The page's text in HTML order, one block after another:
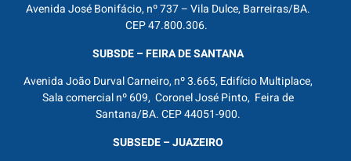
Avenida José Bonifácio, nº 737 – Vila Dulce, Barreiras/BA.
CEP 47.800.306.
SUBSDE – FEIRA DE SANTANA
Avenida João Durval Carneiro, nº 3.665, Edifício Multiplace,
Sala comercial nº 609, Coronel José Pinto, Feira de
Santana/BA. CEP 44051-900.
SUBSEDE – JUAZEIRO